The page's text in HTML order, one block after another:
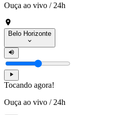
Ouça ao vivo / 24h
Belo Horizonte
Tocando agora!
Ouça ao vivo / 24h